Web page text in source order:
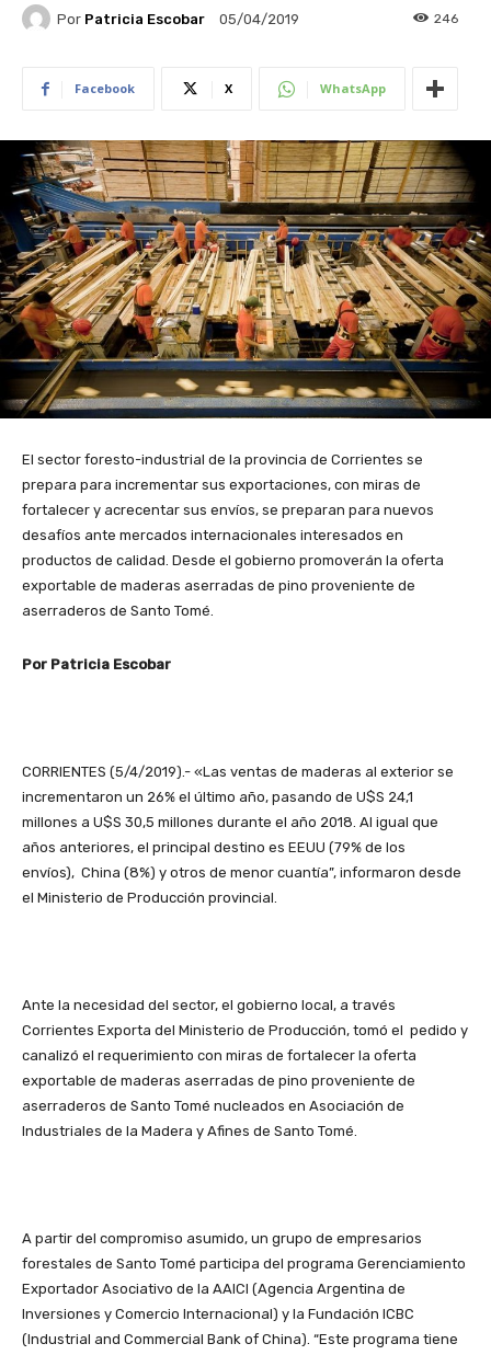
Por Patricia Escobar 05/04/2019 246
Facebook X WhatsApp
El sector foresto-industrial de la provincia de Corrientes se
prepara para incrementar sus exportaciones, con miras de
fortalecer y acrecentar sus envíos, se preparan para nuevos
desafíos ante mercados internacionales interesados en
productos de calidad. Desde el gobierno promoverán la oferta
exportable de maderas aserradas de pino proveniente de
aserraderos de Santo Tomé.
Por Patricia Escobar
CORRIENTES (5/4/2019).- «Las ventas de maderas al exterior se
incrementaron un 26% el último año, pasando de U$S 24,1
millones a U$S 30,5 millones durante el año 2018. Al igual que
años anteriores, el principal destino es EEUU (79% de los
envíos), China (8%) y otros de menor cuantía”, informaron desde
el Ministerio de Producción provincial.
Ante la necesidad del sector, el gobierno local, a través
Corrientes Exporta del Ministerio de Producción, tomó el pedido y
canalizó el requerimiento con miras de fortalecer la oferta
exportable de maderas aserradas de pino proveniente de
aserraderos de Santo Tomé nucleados en Asociación de
Industriales de la Madera y Afines de Santo Tomé.
A partir del compromiso asumido, un grupo de empresarios
forestales de Santo Tomé participa del programa Gerenciamiento
Exportador Asociativo de la AAICI (Agencia Argentina de
Inversiones y Comercio Internacional) y la Fundación ICBC
(Industrial and Commercial Bank of China). “Este programa tiene